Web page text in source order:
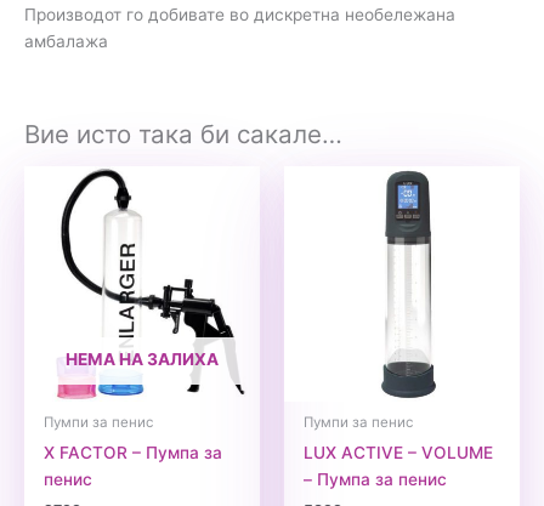
Производот го добивате во дискретна необележана
амбалажа
Вие исто така би сакале…
НЕМА НА ЗАЛИХА
Пумпи за пенис
X FACTOR – Пумпа за
пенис
Пумпи за пенис
LUX ACTIVE – VOLUME
– Пумпа за пенис